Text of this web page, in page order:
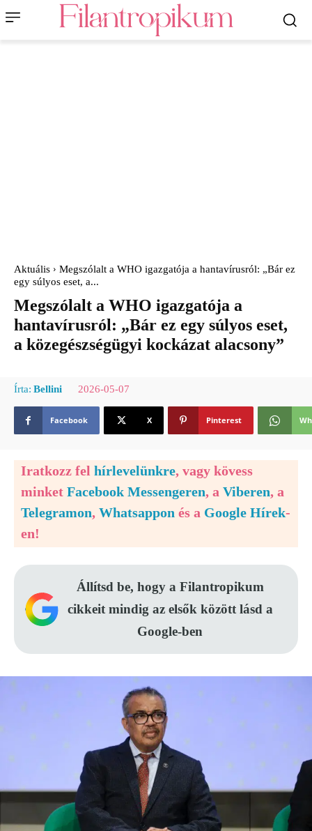
Aktuális
Megszólalt a WHO igazgatója a hantavírusról: „Bár ez
egy súlyos eset, a...
Megszólalt a WHO igazgatója a
hantavírusról: „Bár ez egy súlyos eset,
a közegészségügyi kockázat alacsony”
Írta: Bellini 2026-05-07
Facebook X Pinterest
Iratkozz fel hírlevelünkre, vagy kövess
minket Facebook Messengeren, a Viberen, a
Telegramon, Whatsappon és a Google Hírek-
en!
Állítsd be, hogy a Filantropikum
cikkeit mindig az elsők között lásd a
Google-ben